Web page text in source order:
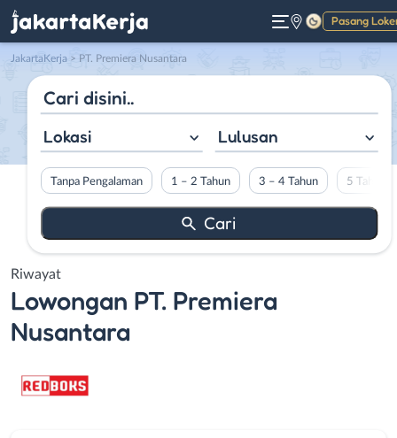
Pasang
Gelap
JakartaKerja > PT. Premiera Nusantara
Lokasi Lulusan
Tanpa Pengalaman 1 – 2 Tahun 3 – 4 Tahun 5 Tahun
Riwayat
Lowongan PT. Premiera
Nusantara